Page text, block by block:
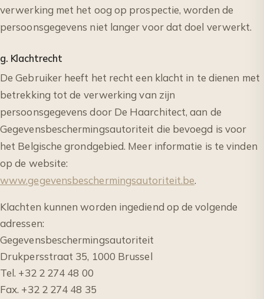
verwerking met het oog op prospectie, worden de
persoonsgegevens niet langer voor dat doel verwerkt.
g. Klachtrecht
De Gebruiker heeft het recht een klacht in te dienen met
betrekking tot de verwerking van zijn
persoonsgegevens door De Haarchitect, aan de
Gegevensbeschermingsautoriteit die bevoegd is voor
het Belgische grondgebied. Meer informatie is te vinden
op de website:
www.gegevensbeschermingsautoriteit.be.
Klachten kunnen worden ingediend op de volgende
adressen:
Gegevensbeschermingsautoriteit
Drukpersstraat 35, 1000 Brussel
Tel. +32 2 274 48 00
Fax. +32 2 274 48 35